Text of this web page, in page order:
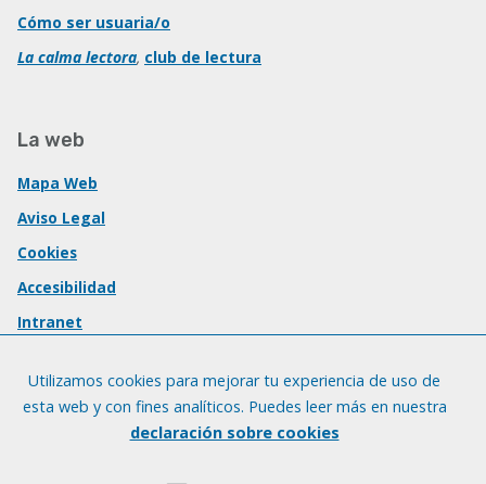
Cómo ser usuaria/o
La calma lectora, club de lectura
La web
Mapa Web
Aviso Legal
Cookies
Accesibilidad
Intranet
Utilizamos cookies para mejorar tu experiencia de uso de
esta web y con fines analíticos. Puedes leer más en nuestra
declaración sobre cookies